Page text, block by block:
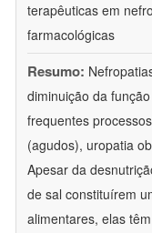
terapêuticas em
farmacológicas
Resumo:
diminuição da
frequentes
(agudos), uropatia
Apesar da
de sal constituírem
alimentares, elas